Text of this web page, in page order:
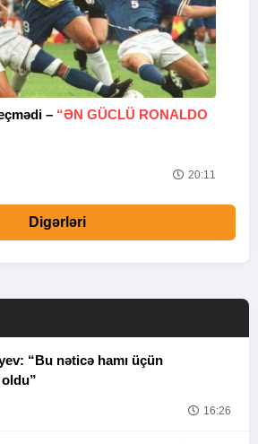
– “ƏN GÜCLÜ RONALDO
20:11
Digərləri
“Bu nəticə hamı üçün
16:26